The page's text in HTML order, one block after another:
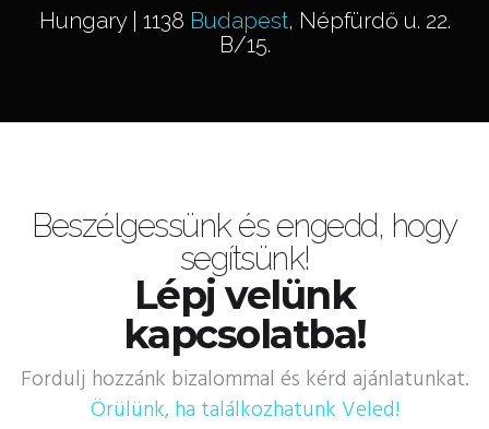
Hungary | 1138 Budapest, Népfürdő u. 22.
B/15.
Beszélgessünk és engedd, hogy
segítsünk!
Lépj velünk
kapcsolatba!
Fordulj hozzánk bizalommal és kérd ajánlatunkat.
Örülünk, ha találkozhatunk Veled!